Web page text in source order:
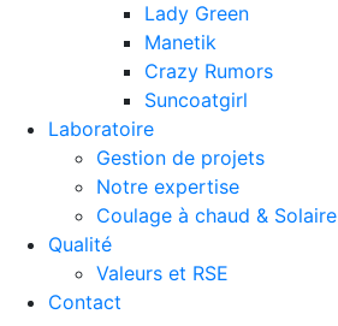
Lady Green
Manetik
Crazy Rumors
Suncoatgirl
Laboratoire
Gestion de projets
Notre expertise
Coulage à chaud & Solaire
Qualité
Valeurs et RSE
Contact